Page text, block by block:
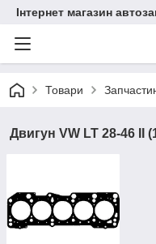
Інтернет магазин
Товари
Двигун VW LT 28-46 II